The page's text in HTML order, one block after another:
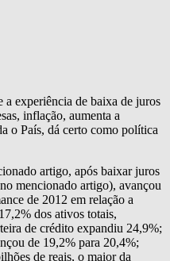
a experiência de baixa de juros
inflação, aumenta a
o País, dá certo como política
artigo, após baixar juros
mencionado artigo), avançou
de 2012 em relação a
dos ativos totais,
de crédito expandiu 24,9%;
de 19,2% para 20,4%;
de reais, o maior da